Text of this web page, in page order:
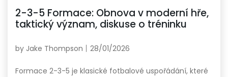
2-3-5 Formace: Obnova v moderní hře,
taktický význam, diskuse o tréninku
by Jake Thompson 28/01/2026
Formace 2-3-5 je klasické fotbalové uspořádání, které